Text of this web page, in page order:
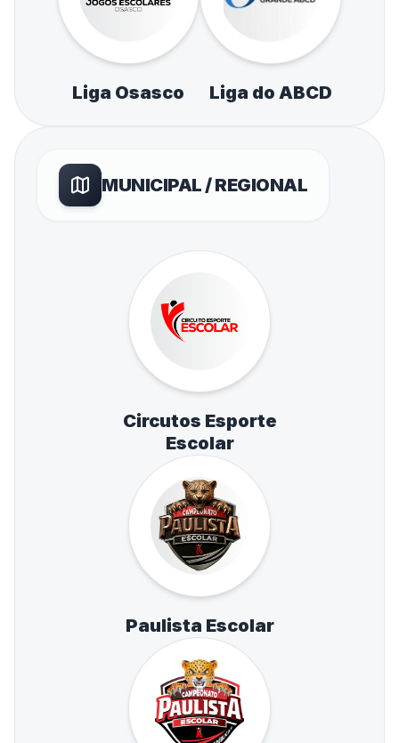
Liga Osasco Liga do ABCD
MUNICIPAL / REGIONAL
Circutos Esporte
Escolar
Paulista Escolar